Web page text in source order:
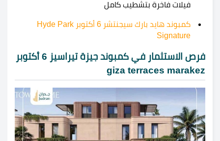
فيلات فاخرة بتشطيب كامل
كمبوند هايد بارك سيجنتشر 6 أكتوبر Hyde Park
Signature
فرص الاستثمار في كمبوند جيزة تيراسيز 6 أكتوبر
giza terraces marakez